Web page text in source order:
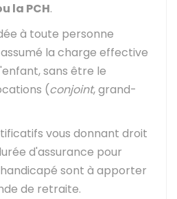
la PCH.
à toute personne
la charge effective
sans être le
(conjoint, grand-
vous donnant droit
d'assurance pour
sont à apporter
de retraite.